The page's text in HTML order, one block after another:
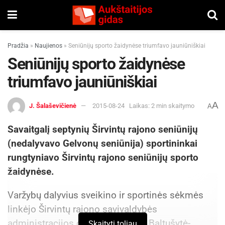
Pradžia » Naujienos » Seniūnijų sporto žaidynėse triumfavo jauniūniškiai
Seniūnijų sporto žaidynėse
triumfavo jauniūniškiai
J. Šalaševičienė 2015-08-24 Laikas: 2 min skaitymo AA
Savaitgalį septynių Širvintų rajono seniūnijų
(nedalyvavo Gelvonų seniūnija) sportininkai
rungtyniavo Širvintų rajono seniūnijų sporto
žaidynėse.
Varžybų dalyvius sveikino ir sportinės sėkmės
linkėjo Širvintų rajono savivaldybės